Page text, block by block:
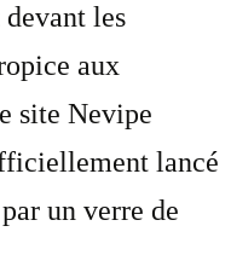
les
aux
site Nevipe
lancé
un verre de